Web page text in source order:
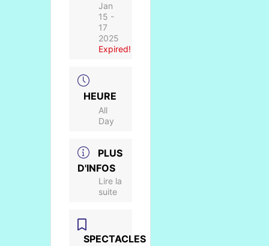
Jan
15 -
17
2025
Expired!
HEURE
All
Day
PLUS
D'INFOS
Lire la
suite
SPECTACLES